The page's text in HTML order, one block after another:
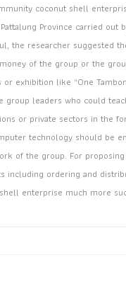
coconut shell
Province carried out
the researcher suggested
of the group or the
exhibition like “One
group leaders who could
or private sectors in the
technology should be
of the group. For
including ordering and
enterprise much more